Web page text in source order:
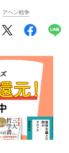
分de名著
アヘン戦争